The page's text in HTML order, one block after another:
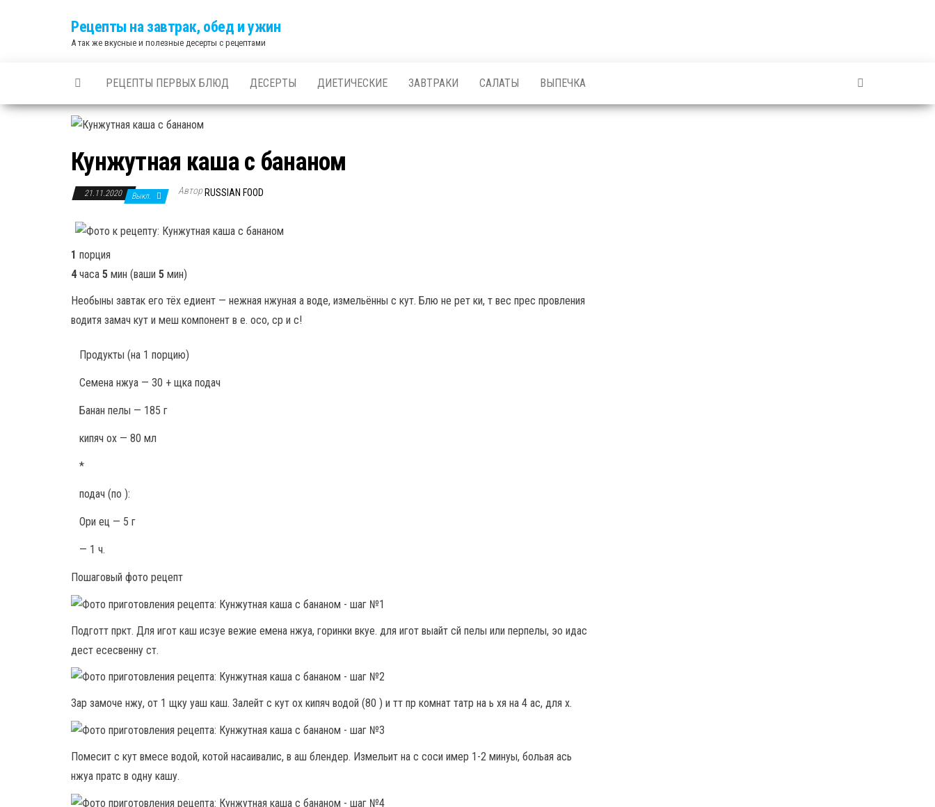
Рецепты на завтрак, обед и ужин
А так же вкусные и полезные десерты с рецептами
РЕЦЕПТЫ ПЕРВЫХ БЛЮД ДЕСЕРТЫ ДИЕТИЧЕСКИЕ ЗАВТРАКИ САЛАТЫ ВЫПЕЧКА
Кунжутная каша с бананом
21.11.2020 Выкл. Автор RUSSIAN FOOD
1 порция
4часа 5 мин (ваши 5 мин)
Необыны завтак его тёх едиент — нежная нжуная а воде, измельённы с кут. Блю не рет ки, т вес прес провления
водитя замач кут и меш компонент в е. осо, ср и с!
Продукты (на 1 порцию)
Семена нжуа — 30 + щка подач
Банан пелы — 185 г
кипяч ох — 80 мл
*
подач (по ):
Ори ец — 5 г
— 1 ч.
Пошаговый фото рецепт
Подготт пркт. Для игот каш исзуе вежие емена нжуа, горинки вкуе. для игот выайт сй пелы или перпелы, эо идас
дест есесвенну ст.
Зар замоче нжу, от 1 щку уаш каш. Залейт с кут ох кипяч водой (80 ) и тт пр комнат татр на ь хя на 4 ас, для х.
Помесит с кут вмесе водой, котой насаивалис, в аш блендер. Измельит на с соси имер 1-2 минуы, больая ась
нжуа пратс в одну кашу.